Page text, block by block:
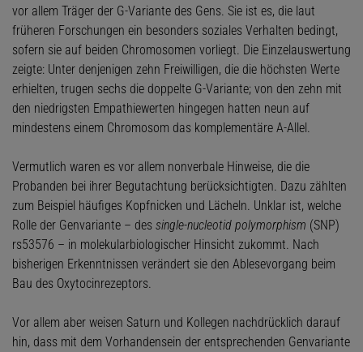
vor allem Träger der G-Variante des Gens. Sie ist es, die laut
früheren Forschungen ein besonders soziales Verhalten bedingt,
sofern sie auf beiden Chromosomen vorliegt. Die Einzelauswertung
zeigte: Unter denjenigen zehn Freiwilligen, die die höchsten Werte
erhielten, trugen sechs die doppelte G-Variante; von den zehn mit
den niedrigsten Empathiewerten hingegen hatten neun auf
mindestens einem Chromosom das komplementäre A-Allel.
Vermutlich waren es vor allem nonverbale Hinweise, die die
Probanden bei ihrer Begutachtung berücksichtigten. Dazu zählten
zum Beispiel häufiges Kopfnicken und Lächeln. Unklar ist, welche
Rolle der Genvariante – des single-nucleotid polymorphism (SNP)
rs53576 – in molekularbiologischer Hinsicht zukommt. Nach
bisherigen Erkenntnissen verändert sie den Ablesevorgang beim
Bau des Oxytocinrezeptors.
Vor allem aber weisen Saturn und Kollegen nachdrücklich darauf
hin, dass mit dem Vorhandensein der entsprechenden Genvariante